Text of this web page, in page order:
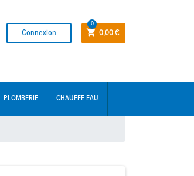
Connexion  0,00 €
0
PLOMBERIE CHAUFFE EAU